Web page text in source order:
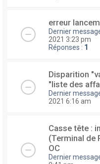
erreur
Dernier
2021 3:23 pm
Réponses : 1
Disparition
"liste des
Dernier
2021 6:16 am
Casse tête :
(Terminal de
OC
Dernier